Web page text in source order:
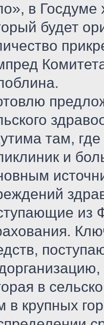
в Госдуме
будет
там, где
и
из
в
в крупных